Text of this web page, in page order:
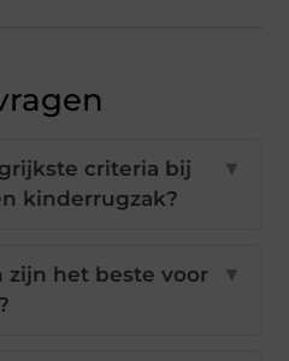
criteria bij
kinderrugzak?
▼
zijn het beste voor
▼